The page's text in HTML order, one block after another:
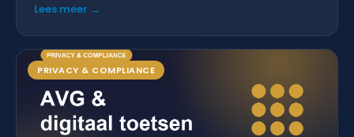
Lees meer →
PRIVACY & COMPLIANCE